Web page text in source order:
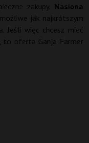
zakupy. Nasiona
jak najkrótszym
Jeśli więc chcesz mieć
to oferta Ganja Farmer